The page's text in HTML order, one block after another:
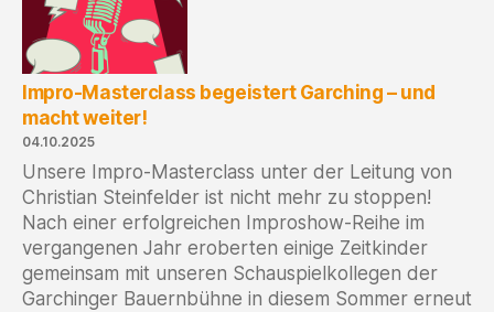
Impro-Masterclass begeistert Garching – und
macht weiter!
04.10.2025
Unsere Impro-Masterclass unter der Leitung von
Christian Steinfelder ist nicht mehr zu stoppen!
Nach einer erfolgreichen Improshow-Reihe im
vergangenen Jahr eroberten einige Zeitkinder
gemeinsam mit unseren Schauspielkollegen der
Garchinger Bauernbühne in diesem Sommer erneut